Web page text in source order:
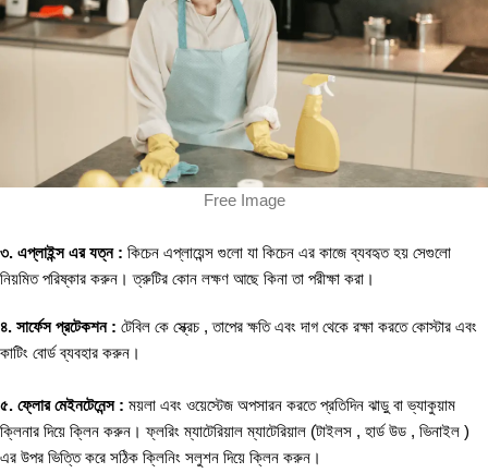
Free Image
৩. এপ্লাইন্স এর যত্ন : কিচেন এপ্লায়েন্স গুলো যা কিচেন এর কাজে ব্যবহৃত হয় সেগুলো
নিয়মিত পরিষ্কার করুন। ত্রুটির কোন লক্ষণ আছে কিনা তা পরীক্ষা করা।
৪. সার্ফেস প্রটেকশন : টেবিল কে স্ক্রেচ , তাপের ক্ষতি এবং দাগ থেকে রক্ষা করতে কোস্টার এবং
কাটিং বোর্ড ব্যবহার করুন।
৫. ফ্লোর মেইনটেনেন্স : ময়লা এবং ওয়েস্টেজ অপসারন করতে প্রতিদিন ঝাড়ু বা ভ্যাকুয়াম
ক্লিনার দিয়ে ক্লিন করুন। ফ্লরিং ম্যাটেরিয়াল ম্যাটেরিয়াল (টাইলস , হার্ড উড , ভিনাইল )
এর উপর ভিত্তি করে সঠিক ক্লিনিং সলুশন দিয়ে ক্লিন করুন।